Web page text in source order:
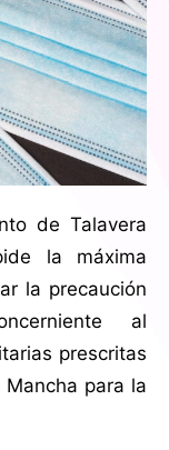
de Talavera
la máxima
la precaución
al
prescritas
para la